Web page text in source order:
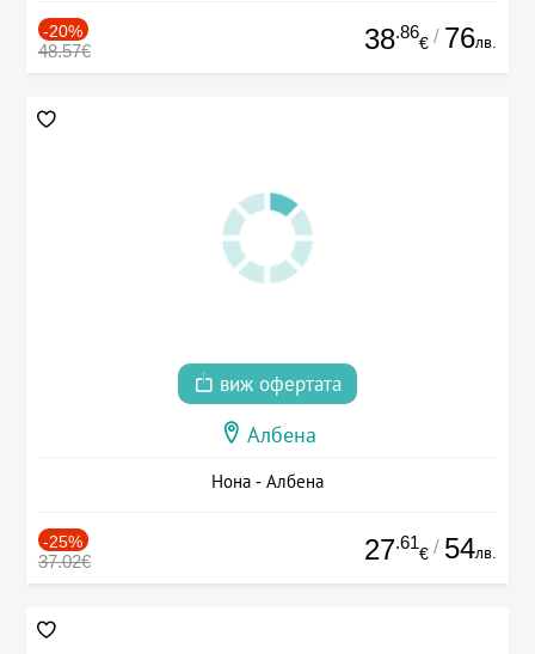
-20%
48.57€ 38.86
€ / 76лв.
виж офертата
Албена
Нона - Албена
-25%
37.02€ 27.61
€ / 54лв.